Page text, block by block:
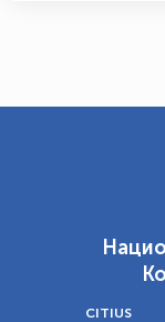
CITIUS